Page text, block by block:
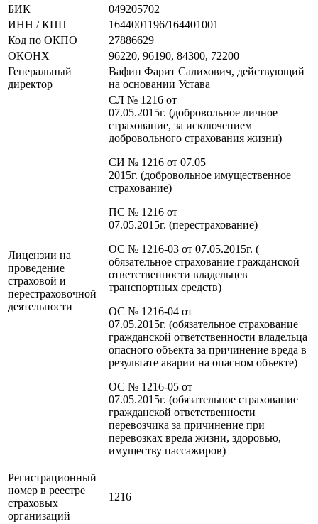
БИК
049205702
ИНН / КПП
1644001196/164401001
Код по ОКПО
27886629
ОКОНХ
96220, 96190, 84300, 72200
Генеральный
директор
Вафин Фарит Салихович, действующий
на основании Устава
Лицензии на
проведение
страховой и
перестраховочной
деятельности
СЛ № 1216 от
07.05.2015г. (добровольное личное
страхование, за исключением
добровольного страхования жизни)
СИ № 1216 от 07.05
2015г. (добровольное имущественное
страхование)
ПС № 1216 от
07.05.2015г. (перестрахование)
ОС № 1216-03 от 07.05.2015г. (
обязательное страхование гражданской
ответственности владельцев
транспортных средств)
ОС № 1216-04 от
07.05.2015г. (обязательное страхование
гражданской ответственности владельца
опасного объекта за причинение вреда в
результате аварии на опасном объекте)
ОС № 1216-05 от
07.05.2015г. (обязательное страхование
гражданской ответственности
перевозчика за причинение при
перевозках вреда жизни, здоровью,
имуществу пассажиров)
Регистрационный
номер в реестре
страховых
организаций
1216